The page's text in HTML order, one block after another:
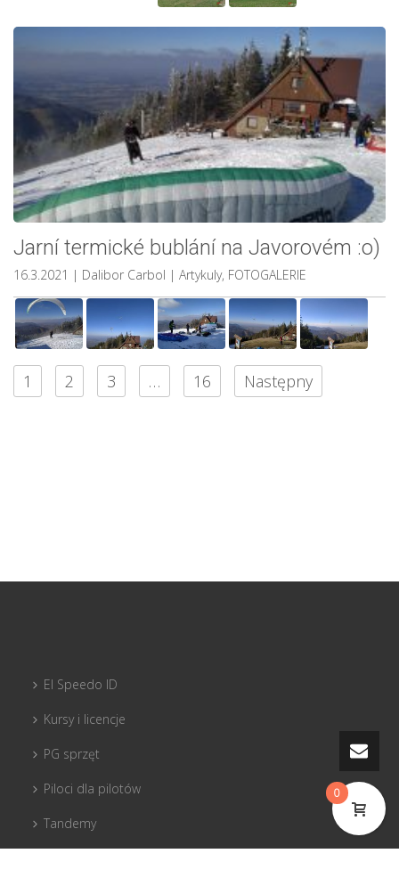
Jarní termické bublání na Javorovém :o)
16.3.2021 | Dalibor Carbol | Artykuly, FOTOGALERIE
1 2 3 … 16 Następny
El Speedo ID
Kursy i licencje
PG sprzęt
Piloci dla pilotów
Tandemy
0